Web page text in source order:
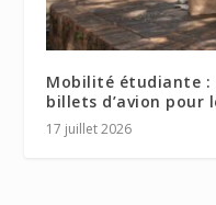
Mobilité étudiante :
billets d’avion pour
17 juillet 2026